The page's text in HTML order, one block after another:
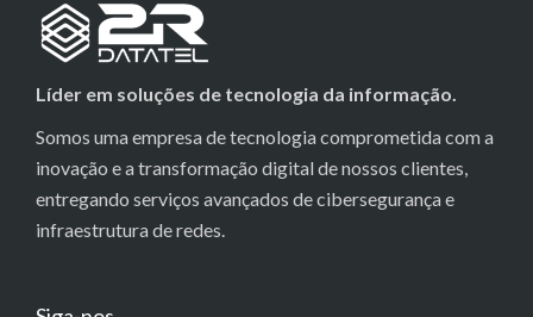
Líder em soluções de tecnologia da informação.
Somos uma empresa de tecnologia comprometida com a
inovação e a transformação digital de nossos clientes,
entregando serviços avançados de cibersegurança e
infraestrutura de redes.